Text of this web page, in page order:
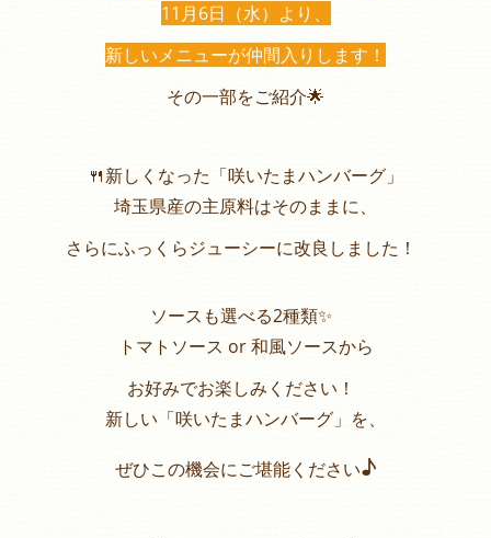
11月6日（水）より、
新しいメニューが仲間入りします！
その一部をご紹介🌟
🍴新しくなった「咲いたまハンバーグ」
埼玉県産の主原料はそのままに、
さらにふっくらジューシーに改良しました！
ソースも選べる2種類✨
トマトソース or 和風ソースから
お好みでお楽しみください！
新しい「咲いたまハンバーグ」を、
ぜひこの機会にご堪能ください♪